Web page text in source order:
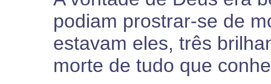
podiam prostrar-se de
estavam eles, três
morte de tudo que